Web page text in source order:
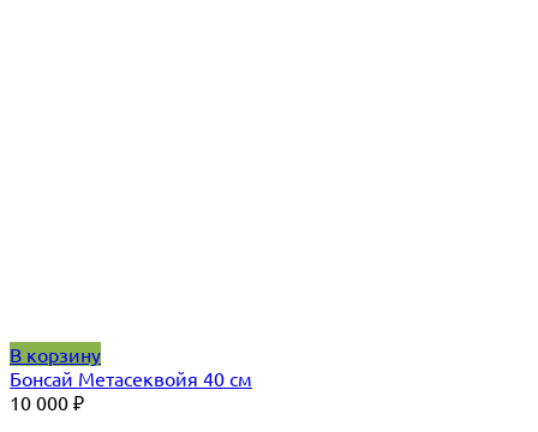
В корзину
Бонсай Метасеквойя 40 см
10 000 ₽